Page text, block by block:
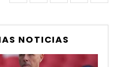
NOTICIAS